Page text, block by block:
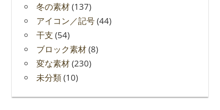
冬の素材(137)
アイコン／記号(44)
干支 (54)
ブロック素材(8)
変な素材(230)
未分類(10)